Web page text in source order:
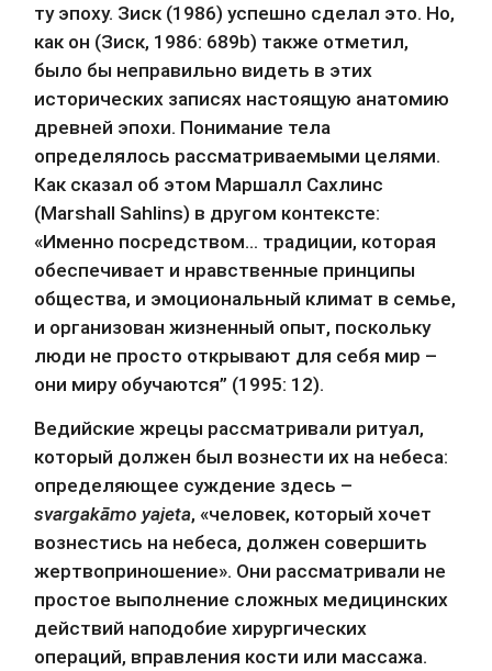
ту эпоху. Зиск (1986) успешно сделал это. Но,
как он (Зиск, 1986: 689b) также отметил,
было бы неправильно видеть в этих
исторических записях настоящую анатомию
древней эпохи. Понимание тела
определялось рассматриваемыми целями.
Как сказал об этом Маршалл Сахлинс
(Marshall Sahlins) в другом контексте:
«Именно посредством… традиции, которая
обеспечивает и нравственные принципы
общества, и эмоциональный климат в семье,
и организован жизненный опыт, поскольку
люди не просто открывают для себя мир –
они миру обучаются” (1995: 12).
Ведийские жрецы рассматривали ритуал,
который должен был вознести их на небеса:
svargakāmo yajeta, «человек, который хочет
вознестись на небеса, должен совершить
жертвоприношение». Они рассматривали не
простое выполнение сложных медицинских
действий наподобие хирургических
операций, вправления кости или массажа.